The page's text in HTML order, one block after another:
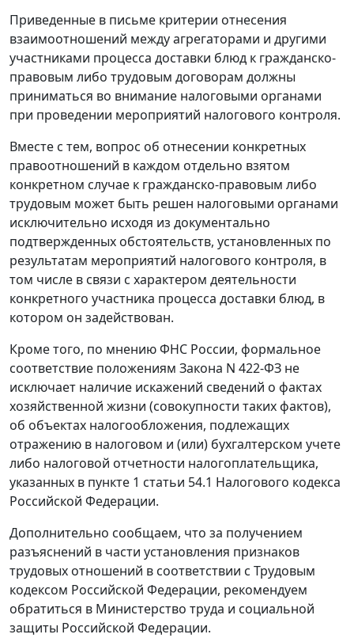
Приведенные в письме критерии отнесения
взаимоотношений между агрегаторами и другими
участниками процесса доставки блюд к гражданско-
правовым либо трудовым договорам должны
приниматься во внимание налоговыми органами
при проведении мероприятий налогового контроля.
Вместе с тем, вопрос об отнесении конкретных
правоотношений в каждом отдельно взятом
конкретном случае к гражданско-правовым либо
трудовым может быть решен налоговыми органами
исключительно исходя из документально
подтвержденных обстоятельств, установленных по
результатам мероприятий налогового контроля, в
том числе в связи с характером деятельности
конкретного участника процесса доставки блюд, в
котором он задействован.
Кроме того, по мнению ФНС России, формальное
соответствие положениям Закона N 422-ФЗ не
исключает наличие искажений сведений о фактах
хозяйственной жизни (совокупности таких фактов),
об объектах налогообложения, подлежащих
отражению в налоговом и (или) бухгалтерском учете
либо налоговой отчетности налогоплательщика,
указанных в пункте 1 статьи 54.1 Налогового кодекса
Российской Федерации.
Дополнительно сообщаем, что за получением
разъяснений в части установления признаков
трудовых отношений в соответствии с Трудовым
кодексом Российской Федерации, рекомендуем
обратиться в Министерство труда и социальной
защиты Российской Федерации.